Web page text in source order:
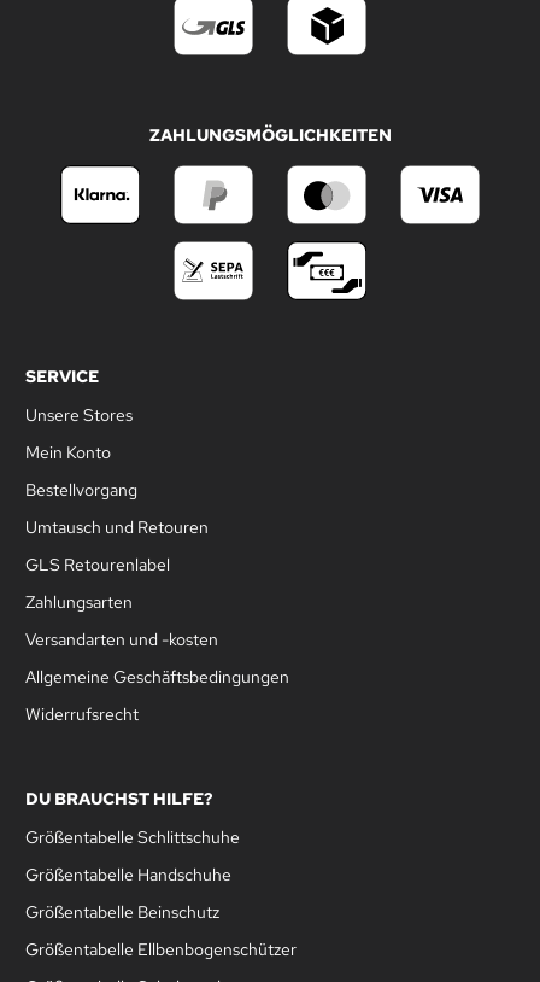
ZAHLUNGSMÖGLICHKEITEN
SERVICE
Unsere Stores
Mein Konto
Bestellvorgang
Umtausch und Retouren
GLS Retourenlabel
Zahlungsarten
Versandarten und -kosten
Allgemeine Geschäftsbedingungen
Widerrufsrecht
DU BRAUCHST HILFE?
Größentabelle Schlittschuhe
Größentabelle Handschuhe
Größentabelle Beinschutz
Größentabelle Ellbenbogenschützer